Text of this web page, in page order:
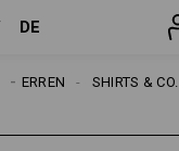
DE
SHIRTS & CO.
HERREN